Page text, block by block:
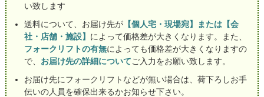
い致します
送料について、お届け先が【個人宅・現場宛】または【会
社・店舗・施設】 によって価格差が大きくなります。また、
フォークリフトの有無によっても価格差が大きくなりますの
で、 お届け先の詳細についてご入力をお願い致します。
お届け先にフォークリフトなどが無い場合は、荷下ろしお手
伝いの人員を確保出来るかお知らせ下さい。